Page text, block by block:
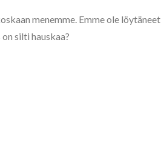
menemme. Emme ole löytäneet
silti hauskaa?